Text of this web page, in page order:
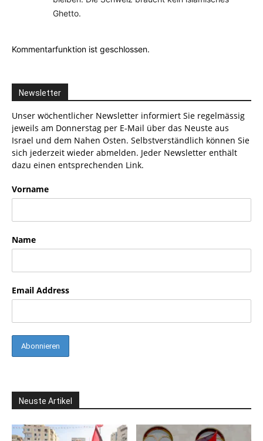
Ghetto.
Kommentarfunktion ist geschlossen.
Newsletter
Unser wöchentlicher Newsletter informiert Sie regelmässig
jeweils am Donnerstag per E-Mail über das Neuste aus
Israel und dem Nahen Osten. Selbstverständlich können Sie
sich jederzeit wieder abmelden. Jeder Newsletter enthält
dazu einen entsprechenden Link.
Vorname
Name
Email Address
Neuste Artikel